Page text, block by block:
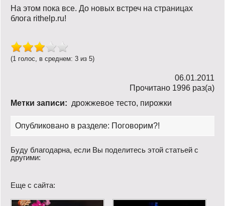
На этом пока все. До новых встреч на страницах
блога rithelp.ru!
(1 голос, в среднем: 3 из 5)
06.01.2011
Прочитано 1996 раз(a)
Метки записи: дрожжевое тесто, пирожки
Опубликовано в разделе: Поговорим?!
Буду благодарна, если Вы поделитесь этой статьей с
другими:
Еще с сайта: